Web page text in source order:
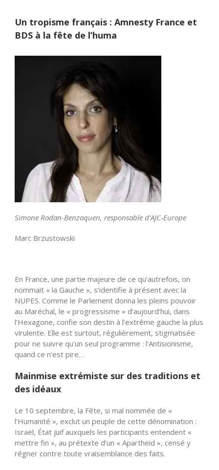
Un tropisme français : Amnesty France et
BDS à la fête de l’huma
Simone Rodan-Benzaquen, responsable d’AJC-Europe
Marc Brzustowski
En France, une partie majeure de ce qu’autrefois, on
nommait « la Gauche », s’identifie à présent avec la
NUPES. Comme le Parlement donna les pleins pouvoir
au Maréchal, le « progressisme » d’aujourd’hui, dans
l’Hexagone, confie son destin à l’extrême gauche la plus
virulente. Elle est surtout, régulièrement, stigmatisée
pour ne suivre qu’un seul programme : l’Antisionisme,
quand ce n’est pire…
Mainmise extrémiste sur des traditions et
des idéaux
Le 10 septembre, la Fête, si mal nommée de «
l’Humanité », exclut un peuple de cette dénomination :
Israël, État juif auxquels les participants entendent «
mettre fin », au prétexte d’un « Apartheid », censé y
régner contre toute vraisemblance des faits.